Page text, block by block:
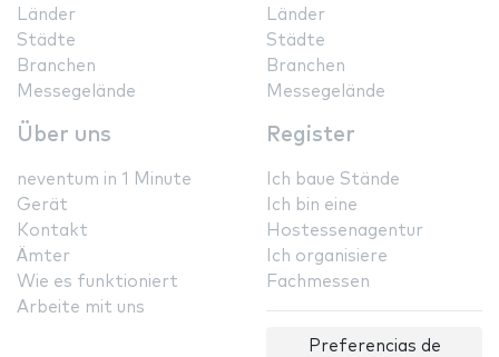
Länder
Städte
Branchen
Messegelände
Länder
Städte
Branchen
Messegelände
Über uns
neventum in 1 Minute
Gerät
Kontakt
Ämter
Wie es funktioniert
Arbeite mit uns
Register
Ich baue Stände
Ich bin eine
Hostessenagentur
Ich organisiere
Fachmessen
Preferencias de